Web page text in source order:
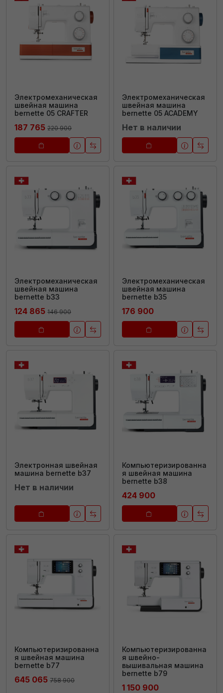
Электромеханическая
швейная машина
bernette 05 CRAFTER
187 765 220 900
Электромеханическая
швейная машина
bernette 05 ACADEMY
Нет в наличии
Электромеханическая
швейная машина
bernette b33
124 865 146 900
Электромеханическая
швейная машина
bernette b35
176 900
Электронная швейная
машина bernette b37
Нет в наличии
Компьютеризированна
я швейная машина
bernette b38
424 900
Компьютеризированна
я швейная машина
bernette b77
645 065 758 900
Компьютеризированна
я швейно-
вышивальная машина
bernette b79
1 150 900